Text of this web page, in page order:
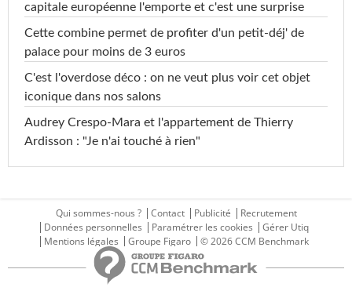
capitale européenne l'emporte et c'est une surprise
Cette combine permet de profiter d'un petit-déj' de
palace pour moins de 3 euros
C'est l'overdose déco : on ne veut plus voir cet objet
iconique dans nos salons
Audrey Crespo-Mara et l'appartement de Thierry
Ardisson : "Je n'ai touché à rien"
Qui sommes-nous ? Contact Publicité
Recrutement
Données personnelles
Paramétrer les cookies
Gérer Utiq
Mentions légales
Groupe Figaro © 2026 CCM Benchmark